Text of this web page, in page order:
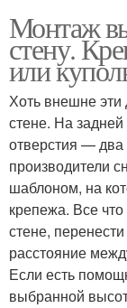
Монтаж
стену.
или
Хоть внешне эти
стене. На задней
отверстия —
производители
шаблоном, на
крепежа. Все
стене,
расстояние
Если есть
выбранной